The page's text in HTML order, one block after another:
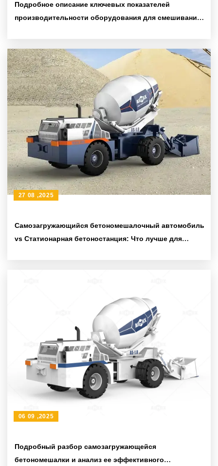
Подробное описание ключевых показателей
производительности оборудования для смешивания
Самозагружающийся бетономешалочный автомобиль
vs Статионарная бетоностанция: Что лучше для
27 08 ,2025
Подробный разбор самозагружающейся
бетономешалки и анализ ее эффективного
06 09 ,2025